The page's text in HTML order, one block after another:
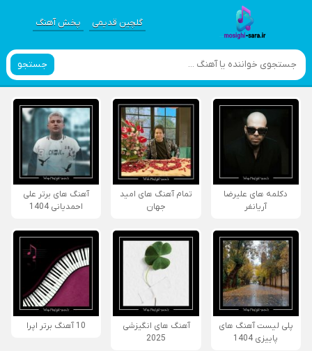
گلچین قدیمی پخش آهنگ
جستجو
دکلمه های علیرضا
آریانفر
تمام آهنگ های امید
جهان
آهنگ های برتر علی
احمدیانی 1404
پلی لیست آهنگ های
پاییزی 1404
آهنگ های انگیزشی
2025
10 آهنگ برتر اپرا